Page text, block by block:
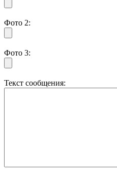
Фото 2:
Фото 3:
Текст сообщения: